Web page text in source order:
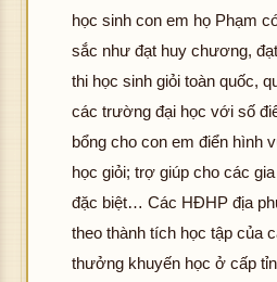
học sinh con em họ Phạm
sắc như đạt huy chương,
thi học sinh giỏi toàn quốc,
các trường đại học với số
bổng cho con em điển hình
học giỏi; trợ giúp cho các
đặc biệt… Các HĐHP địa
theo thành tích học tập của
thưởng khuyến học ở cấp